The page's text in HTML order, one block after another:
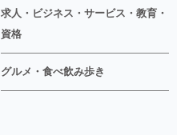
求人・ビジネス・サービス・教育・
資格
グルメ・食べ飲み歩き